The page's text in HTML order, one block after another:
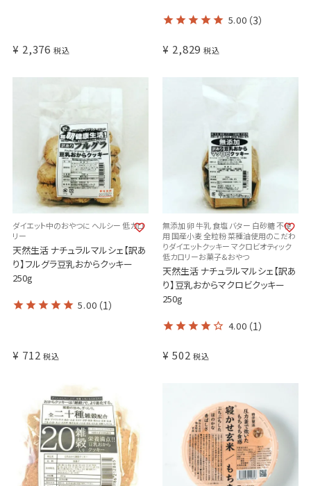
¥ 2,376 税込
5.00 （3）
¥ 2,829 税込
ダイエット中のおやつに ヘルシー 低カロ
リー
天然生活 ナチュラルマルシェ【訳あ
り】フルグラ豆乳おからクッキー
250g
5.00 （1）
¥ 712 税込
無添加 卵 牛乳 食塩 バター 白砂糖 不使
用 国産小麦 全粒粉 菜種油使用のこだわ
りダイエットクッキー マクロビオティック
低カロリーお菓子&おやつ
天然生活 ナチュラルマルシェ【訳あ
り】豆乳おからマクロビクッキー
250g
4.00 （1）
¥ 502 税込